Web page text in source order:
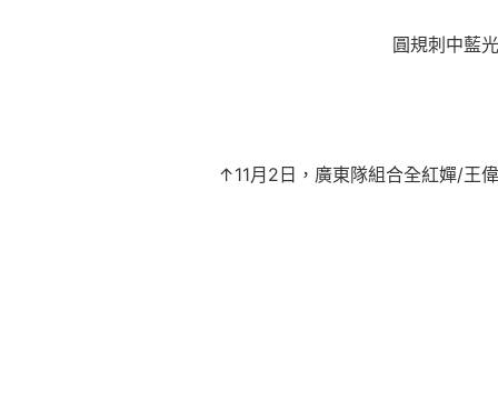
圓規刺中藍
↑11月2日，廣東隊組合全紅嬋/王